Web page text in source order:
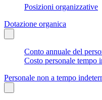
Posizioni organizzative
Dotazione organica
Conto annuale del
Costo personale tempo
Personale non a tempo